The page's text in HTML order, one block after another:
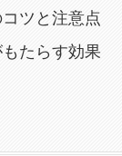
ツと注意点
たらす効果